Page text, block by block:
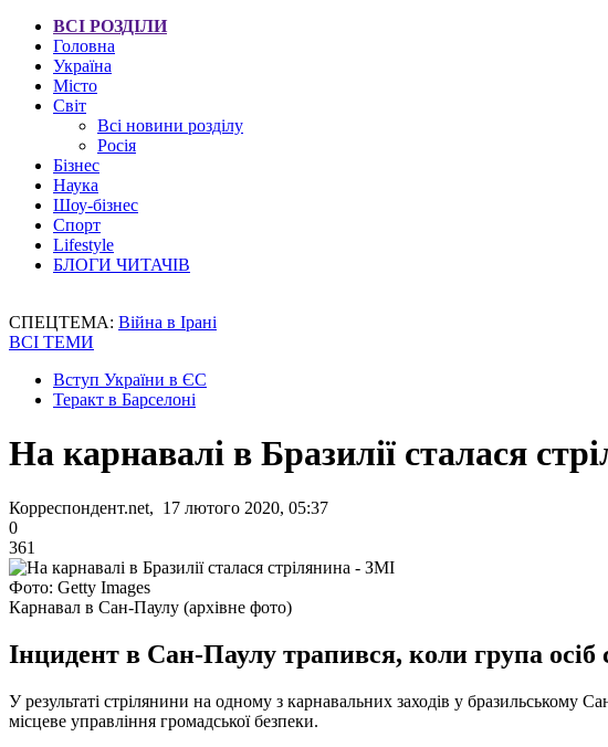
ВСІ РОЗДІЛИ
Головна
Україна
Місто
Світ
Всі новини розділу
Росія
Бізнес
Наука
Шоу-бізнес
Спорт
Lifestyle
БЛОГИ ЧИТАЧІВ
СПЕЦТЕМА: Війна в Ірані
ВСІ ТЕМИ
Вступ України в ЄС
Теракт в Барселоні
На карнавалі в Бразилії сталася
Корреспондент.net, 17 лютого 2020, 05:37
0
361
Фото: Getty Images
Карнавал в Сан-Паулу (архівне фото)
Інцидент в Сан-Паулу трапився, коли група
У результаті стрілянини на одному з карнавальних заходів у
місцеве управління громадської безпеки.